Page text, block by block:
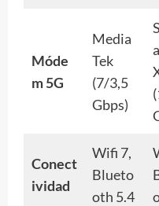
Móde
m 5G
Media
Tek
(7/3,5
Gbps)
Conect
ividad
Wifi 7,
Blueto
oth 5.4